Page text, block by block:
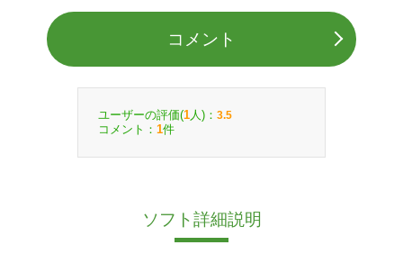
コメント
ユーザーの評価(1 人)： 3.5
コメント： 1件
ソフト詳細説明